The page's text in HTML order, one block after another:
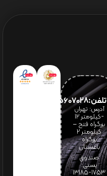
تلفن:65607028(021)
آدرس: تهران
-کیلومتر 12
بزرگراه فتح –
کیلومتر ۲
بزرگراه
باغستان
صندوق
پستی:
1753-13185